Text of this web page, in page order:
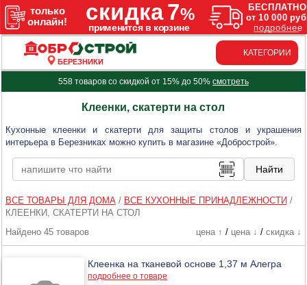
БЕРЕЗНИКИ
КАТЕГОРИИ
558 товаров со скидкой от 15% до 50% смотреть
Клеенки, скатерти на стол
Кухонные клеенки и скатерти для защиты столов и украшения
интерьера в Березниках можно купить в магазине «Добрострой».
ВСЕ ТОВАРЫ ДЛЯ ДОМА/ ВСЕ КУХОННЫЕ ПРИНАДЛЕЖНОСТИ /
КЛЕЕНКИ, СКАТЕРТИ НА СТОЛ
Найдено 45 товаров
цена ↑ / цена ↓ / скидка ↓
Клеенка на тканевой основе 1,37 м Алегра
подробнее о товаре